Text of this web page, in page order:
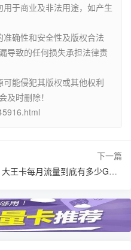
于商业及非法用途，如产生
确性和安全性及版权合法
导致的任何损失承担法律责
能侵犯其版权或其他权利
及时删除！
下一篇
大王卡每月流量到底有多少GB？够用吗？